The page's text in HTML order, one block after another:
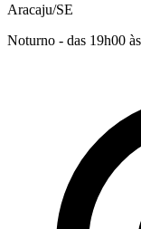
Aracaju/SE
Noturno - das 19h00